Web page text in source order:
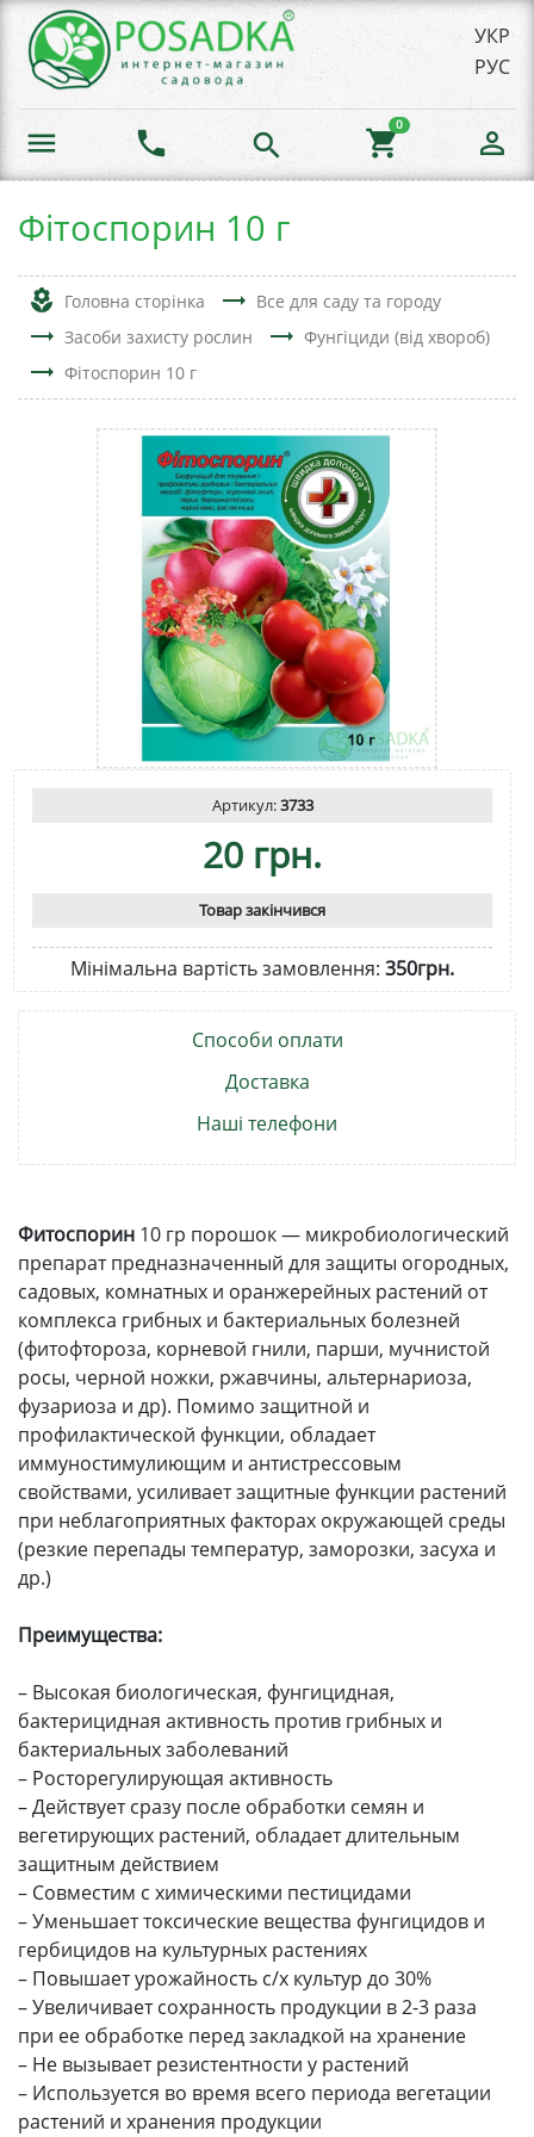
УКР
РУС
menu phone search shopping_cart
0
person_outline
Фітоспорин 10 г
local_florist Головна сторінка trending_flat Все для саду та городу
trending_flat Засоби захисту рослин trending_flat Фунгіциди (від хвороб)
trending_flat Фітоспорин 10 г
Артикул:3733
20 грн.
Товар закінчився
Мінімальна вартість замовлення: 350грн.
Способи оплати
Доставка
Наші телефони
Фитоспорин 10 гр порошок ― микробиологический
препарат предназначенный для защиты огородных,
садовых, комнатных и оранжерейных растений от
комплекса грибных и бактериальных болезней
(фитофтороза, корневой гнили, парши, мучнистой
росы, черной ножки, ржавчины, альтернариоза,
фузариоза и др). Помимо защитной и
профилактической функции, обладает
иммуностимулиющим и антистрессовым
свойствами, усиливает защитные функции растений
при неблагоприятных факторах окружающей среды
(резкие перепады температур, заморозки, засуха и
др.)
Преимущества:
– Высокая биологическая, фунгицидная,
бактерицидная активность против грибных и
бактериальных заболеваний
– Росторегулирующая активность
– Действует сразу после обработки семян и
вегетирующих растений, обладает длительным
защитным действием
– Совместим с химическими пестицидами
– Уменьшает токсические вещества фунгицидов и
гербицидов на культурных растениях
– Повышает урожайность с/х культур до 30%
– Увеличивает сохранность продукции в 2-3 раза
при ее обработке перед закладкой на хранение
– Не вызывает резистентности у растений
– Используется во время всего периода вегетации
растений и хранения продукции